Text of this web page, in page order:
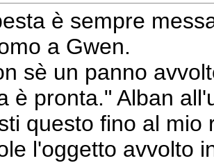
è sempre
a Gwen.
sè un panno
è pronta." Alban
questo fino al
l'oggetto avvolto